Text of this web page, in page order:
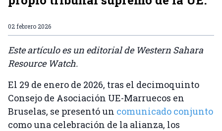
02 febrero 2026
Este artículo es un editorial de Western Sahara
Resource Watch.
El 29 de enero de 2026, tras el decimoquinto
Consejo de Asociación UE-Marruecos en
Bruselas, se presentó un comunicado conjunto
como una celebración de la alianza, los